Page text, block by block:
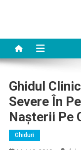
Ghidul
Severe În
Naşterii Pe
Ghiduri